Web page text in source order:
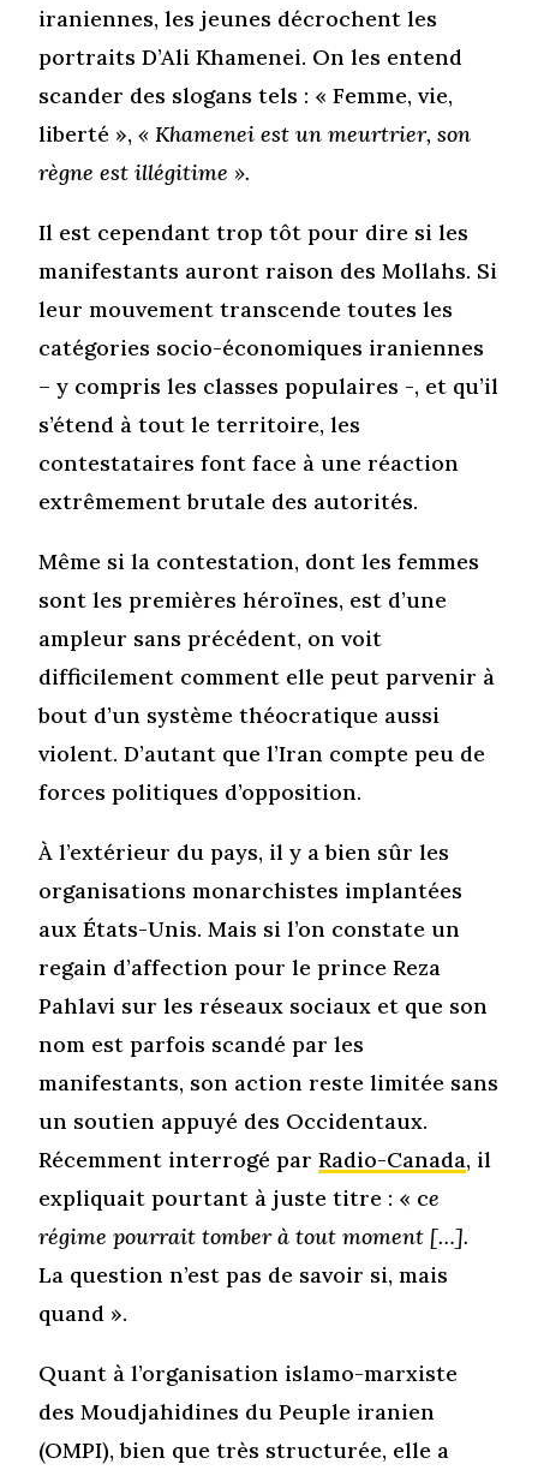
iraniennes, les jeunes décrochent les
portraits D’Ali Khamenei. On les entend
scander des slogans tels : « Femme, vie,
liberté »,« Khamenei est un meurtrier, son
règne est illégitime ».
Il est cependant trop tôt pour dire si les
manifestants auront raison des Mollahs. Si
leur mouvement transcende toutes les
catégories socio-économiques iraniennes
– y compris les classes populaires -, et qu’il
s’étend à tout le territoire, les
contestataires font face à une réaction
extrêmement brutale des autorités.
Même si la contestation, dont les femmes
sont les premières héroïnes, est d’une
ampleur sans précédent, on voit
difficilement comment elle peut parvenir à
bout d’un système théocratique aussi
violent. D’autant que l’Iran compte peu de
forces politiques d’opposition.
À l’extérieur du pays, il y a bien sûr les
organisations monarchistes implantées
aux États-Unis. Mais si l’on constate un
regain d’affection pour le prince Reza
Pahlavi sur les réseaux sociaux et que son
nom est parfois scandé par les
manifestants, son action reste limitée sans
un soutien appuyé des Occidentaux.
Récemment interrogé parRadio-Canada, il
expliquait pourtant à juste titre : « ce
régime pourrait tomber à tout moment […].
La question n’est pas de savoir si, mais
quand ».
Quant à l’organisation islamo-marxiste
des Moudjahidines du Peuple iranien
(OMPI), bien que très structurée, elle a